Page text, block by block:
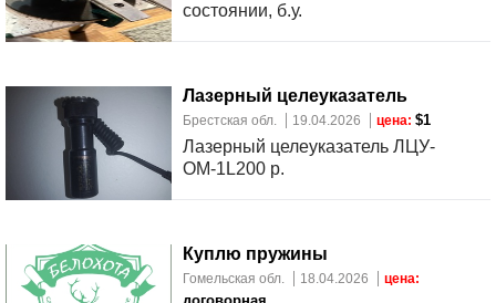
состоянии, б.у.
Лазерный целеуказатель
Брестская обл. 19.04.2026 цена: $1
Лазерный целеуказатель ЛЦУ-
ОМ-1L200 р.
Куплю пружины
Гомельская обл. 18.04.2026 цена: